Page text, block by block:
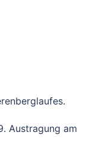
Austragung am